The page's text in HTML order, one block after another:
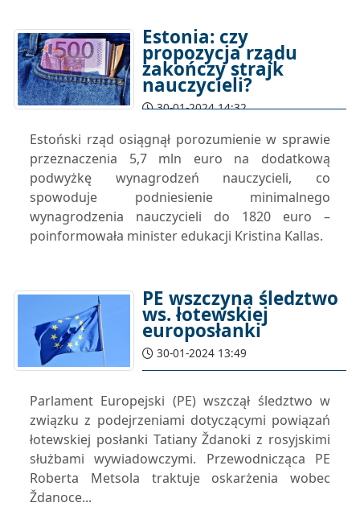
Estonia: czy
propozycja rządu
zakończy strajk
nauczycieli?
30-01-2024 14:32
Estoński rząd osiągnął porozumienie w sprawie
przeznaczenia 5,7 mln euro na dodatkową
podwyżkę wynagrodzeń nauczycieli, co
spowoduje podniesienie minimalnego
wynagrodzenia nauczycieli do 1820 euro –
poinformowała minister edukacji Kristina Kallas.
PE wszczyna śledztwo
ws. łotewskiej
europosłanki
30-01-2024 13:49
Parlament Europejski (PE) wszczął śledztwo w
związku z podejrzeniami dotyczącymi powiązań
łotewskiej posłanki Tatiany Ždanoki z rosyjskimi
służbami wywiadowczymi. Przewodnicząca PE
Roberta Metsola traktuje oskarżenia wobec
Ždanoce...